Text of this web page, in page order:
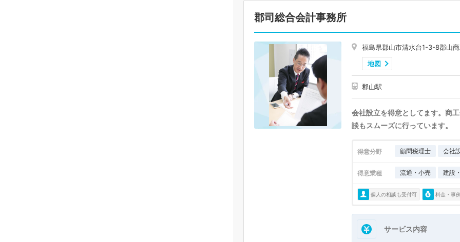
郡司総合会計事務所
福島県郡山市清水台1-3-8郡山
地図
郡山駅
会社設立を得意としてます。商
談もスムーズに行っています。
得意分野 顧問税理士 会社
得意業種 流通・小売 建設
個人の相談も受付可 料金・事
サービス内容